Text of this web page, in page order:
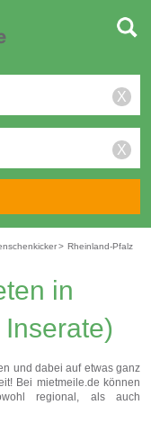
X
X
> Rheinland-Pfalz
in
Inserate)
und dabei auf etwas ganz
Bei mietmeile.de können
regional, als auch